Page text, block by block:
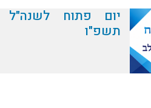
יום פתוח לשנה"ל
תשפ"ו